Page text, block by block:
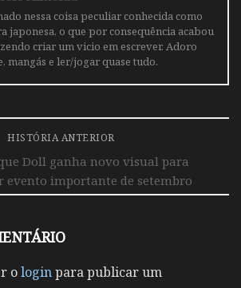
nessa coisa peculiar conhecida como
japonesa, o que por consequência acabou
criar um vicio em escrever. Adoro
mangás e ler/jogar quase tudo.
HISTÓRIA ANTERIOR
Doll ganha novo visual para
evento importante de setembro
ologinpara publicar um